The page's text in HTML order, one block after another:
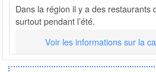
Dans la région il y a des restaurants
surtout pendant l’été.
Voir les informations sur la